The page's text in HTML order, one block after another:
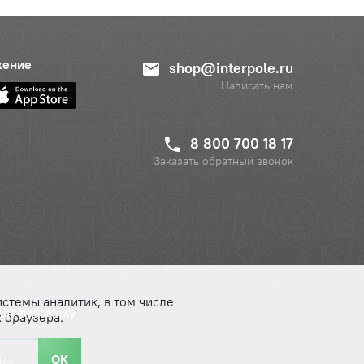
shop@interpole.ru
Написать нам
8 800 700 18 17
Заказать обратный звонок
рассылку
ОК
аналитик, в том числе
браузера.